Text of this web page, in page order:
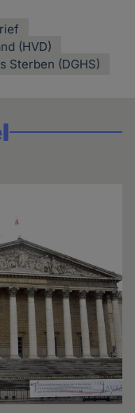
(HVD)
Sterben (DGHS)